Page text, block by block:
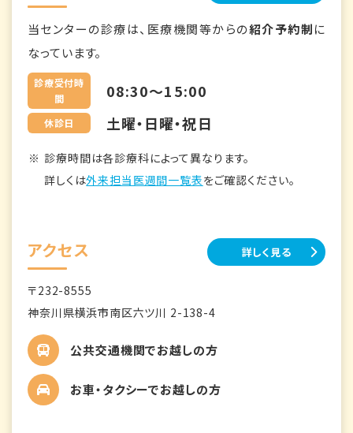
当センターの診療は、医療機関等からの紹介予約制に
なっています。
診療受付時
間
08:30～15:00
休診日 土曜・日曜・祝日
診療時間は各診療科によって異なります。
詳しくは外来担当医週間一覧表をご確認ください。
アクセス 詳しく見る
〒232-8555
神奈川県横浜市南区六ツ川 2-138-4
公共交通機関でお越しの方
お車・タクシーでお越しの方